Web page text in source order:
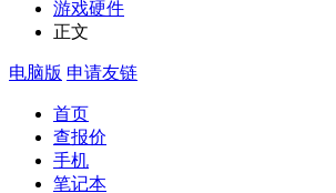
游戏硬件
正文
电脑版 申请友链
首页
查报价
手机
笔记本